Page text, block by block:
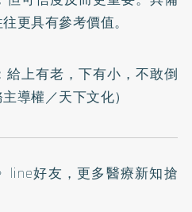
更具有參考價值。
給上有老，下有小，不敢倒
導權／天下文化）
line好友 ，更多醫療新知搶